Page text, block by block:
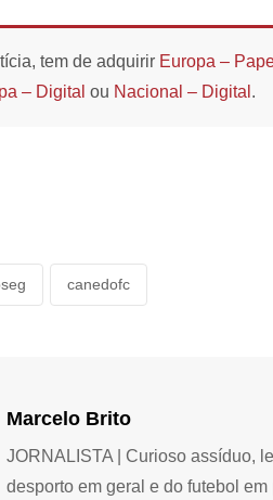
tem de adquirir Europa –
– Digital ou Nacional – Digital .
canedofc
Marcelo Brito
JORNALISTA | Curioso assíduo,
desporto em geral e do futebol em